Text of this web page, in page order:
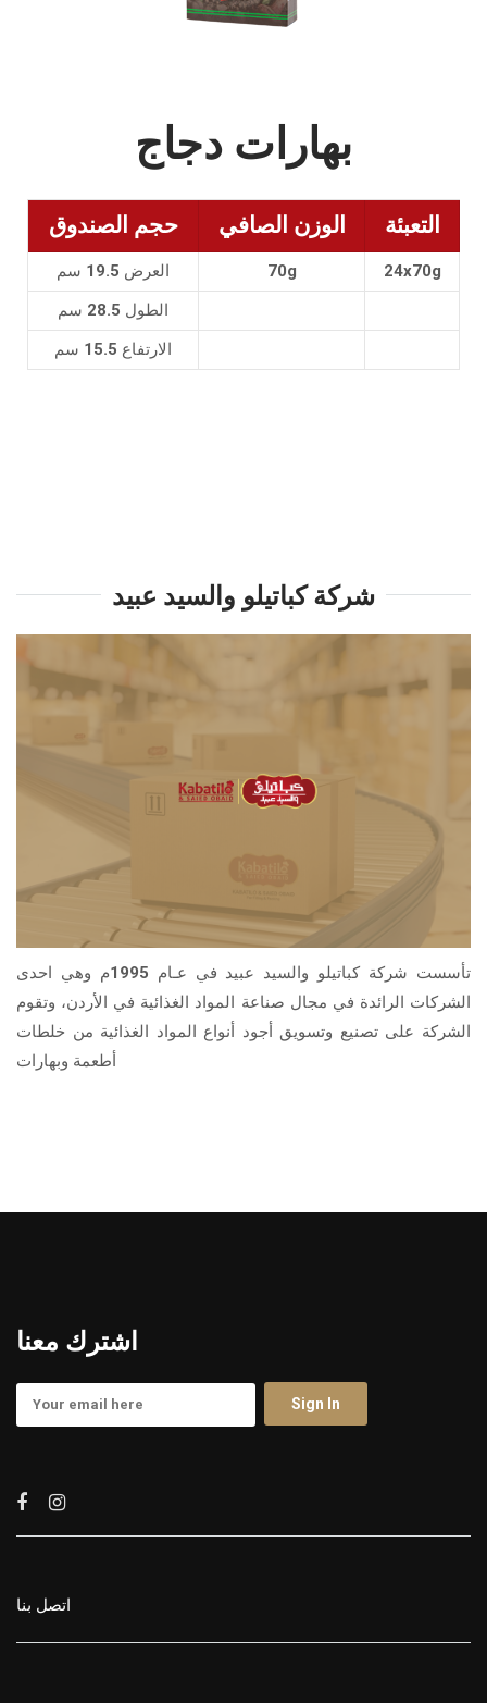
بهارات دجاج
حجم الصندوق الوزن الصافي التعبئة
العرض 19.5 سم 70g
24x70g
الطول 28.5 سم
الارتفاع 15.5 سم
شركة كباتيلو والسيد عبيد
تأسست شركة كباتيلو والسيد عبيد في عـام 1995م وهي احدى
الشركات الرائدة في مجال صناعة المواد الغذائية في الأردن، وتقوم
الشركة على تصنيع وتسويق أجود أنواع المواد الغذائية من خلطات
أطعمة وبهارات
اشترك معنا
اتصل بنا